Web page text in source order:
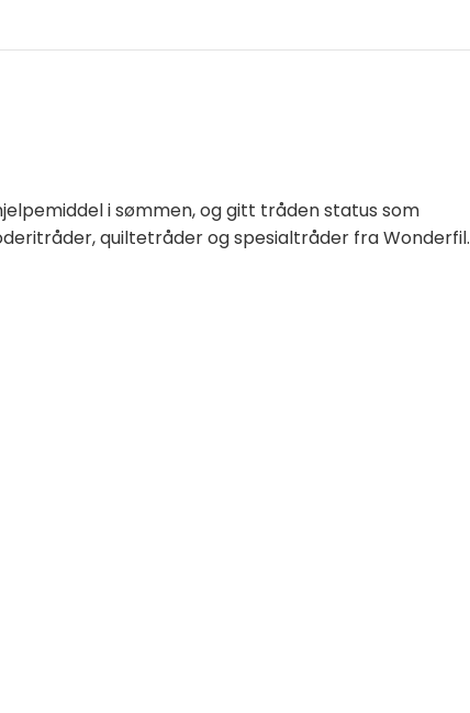
i sømmen, og gitt tråden status som
quiltetråder og spesialtråder fra Wonderfil.